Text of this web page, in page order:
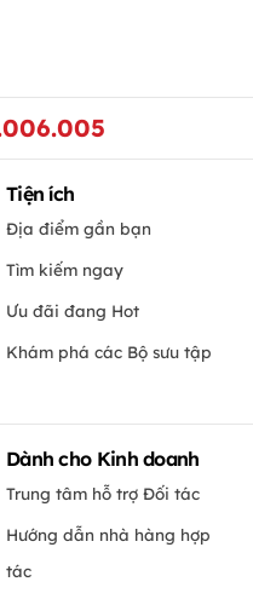
Tiện ích
Địa điểm gần bạn
Tìm kiếm ngay
Ưu đãi đang Hot
Khám phá các Bộ sưu tập
Dành cho Kinh doanh
Trung tâm hỗ trợ Đối tác
Hướng dẫn nhà hàng hợp
tác